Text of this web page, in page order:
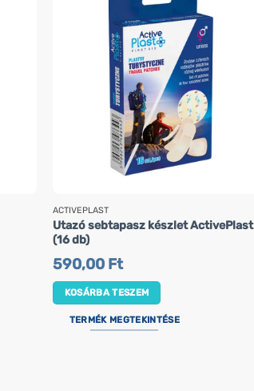
ACTIVEPLAST
Utazó sebtapasz készlet ActivePlast
(16 db)
590,00 Ft
KOSÁRBA TESZEM
TERMÉK MEGTEKINTÉSE